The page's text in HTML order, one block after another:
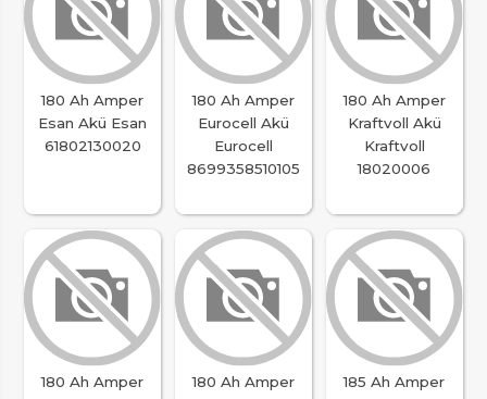
180 Ah Amper
Esan Akü Esan
61802130020
180 Ah Amper
Eurocell Akü
Eurocell
8699358510105
180 Ah Amper
Kraftvoll Akü
Kraftvoll
18020006
180 Ah Amper
180 Ah Amper
185 Ah Amper